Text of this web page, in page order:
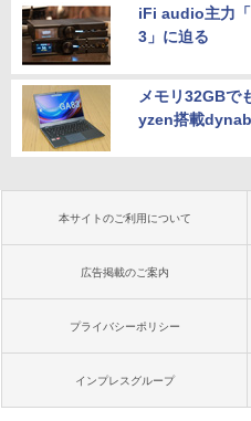
iFi audio主力
3」に迫る
メモリ32GBで
yzen搭載
本サイトのご利用について
広告掲載のご案内
プライバシーポリシー
インプレスグループ